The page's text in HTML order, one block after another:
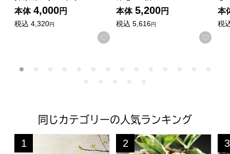
本体 4,000円
税込 4,320円
お気に入りに登録する
本体 5,200円
税込 5,616円
お気
本
税
同じカテゴリーの人気ランキング
八天堂 とろけるくりーむ大福セット【夏の贈りもの・お
1
位
セイヒョー 冷凍笹だんご 5個
2
位 3
位